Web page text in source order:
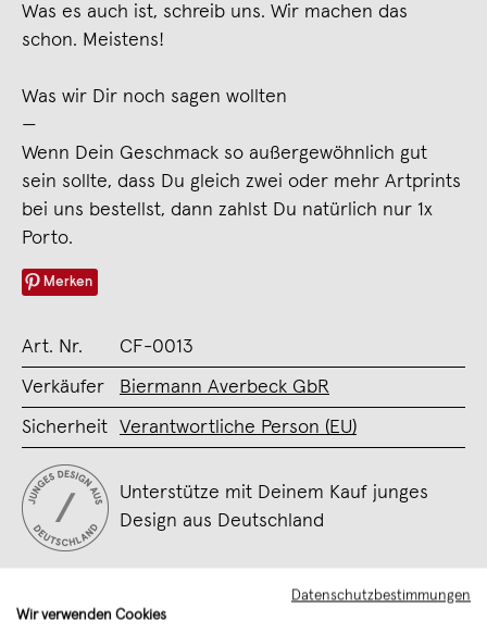
Was es auch ist, schreib uns. Wir machen das
schon. Meistens!
Was wir Dir noch sagen wollten
—
Wenn Dein Geschmack so außergewöhnlich gut
sein sollte, dass Du gleich zwei oder mehr Artprints
bei uns bestellst, dann zahlst Du natürlich nur 1x
Porto.
Merken
Art. Nr. CF-0013
Verkäufer Biermann Averbeck GbR
Sicherheit Verantwortliche Person (EU)
Unterstütze mit Deinem Kauf junges
Design aus Deutschland
Datenschutzbestimmungen
Wir verwenden Cookies